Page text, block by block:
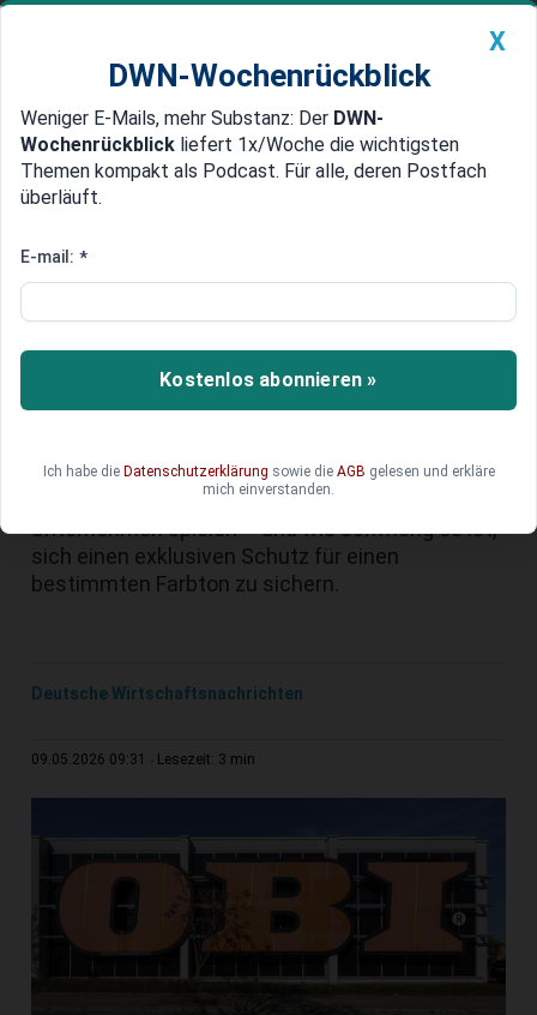
Newsticker MEIN DWN: Geldanlage Premium
Edelmetalle DWN-Magazin China
Streit um Obi-Orange: Warum
entscheiden
Der Baumarkt Obi steht vor dem
Bundesgerichtshof (BGH) im Streit um den
Orange. Der Fall macht deutlich, welche zentrale
Rolle Farben für den Wiedererkennungswert von
Unternehmen spielen – und wie schwierig es ist,
sich einen exklusiven Schutz für einen
bestimmten Farbton zu sichern.
Deutsche Wirtschaftsnachrichten
09.05.2026 09:31 Lesezeit: 3 min
X
DWN-Wochenrückblick
Weniger E-Mails, mehr Substanz: Der DWN-
Wochenrückblick liefert 1x/Woche die wichtigsten
Themen kompakt als Podcast. Für alle, deren Postfach
überläuft.
E-mail: *
Kostenlos abonnieren »
Ich habe die Datenschutzerklärung sowie die AGB gelesen und erkläre
mich einverstanden.